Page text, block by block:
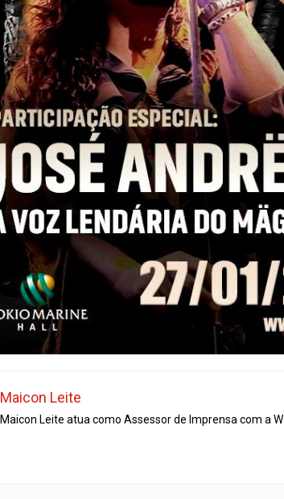
Maicon Leite
Maicon Leite atua como Assessor de Imprensa com a